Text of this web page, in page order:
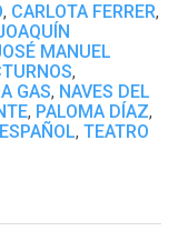
, CARLOTA FERRER,
MANUEL
,
GAS, NAVES DEL
, PALOMA DÍAZ,
, TEATRO